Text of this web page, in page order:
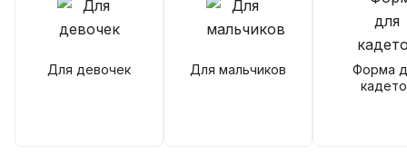
Для девочек Для мальчиков
Форма